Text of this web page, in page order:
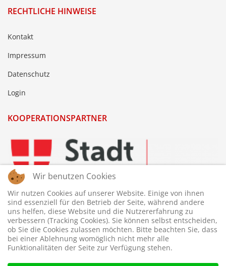
RECHTLICHE HINWEISE
Kontakt
Impressum
Datenschutz
Login
KOOPERATIONSPARTNER
Wir benutzen Cookies
Wir nutzen Cookies auf unserer Website. Einige von ihnen
sind essenziell für den Betrieb der Seite, während andere
uns helfen, diese Website und die Nutzererfahrung zu
verbessern (Tracking Cookies). Sie können selbst entscheiden,
ob Sie die Cookies zulassen möchten. Bitte beachten Sie, dass
bei einer Ablehnung womöglich nicht mehr alle
Funktionalitäten der Seite zur Verfügung stehen.